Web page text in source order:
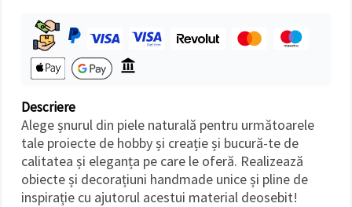
Descriere
Alege șnurul din piele naturală pentru următoarele
tale proiecte de hobby și creație și bucură-te de
calitatea și eleganța pe care le oferă. Realizează
obiecte și decorațiuni handmade unice și pline de
inspirație cu ajutorul acestui material deosebit!